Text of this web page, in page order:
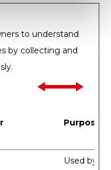
to understand
by collecting and
Purpose
Used by